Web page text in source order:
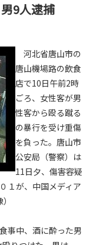
9人逮捕
河北省唐山市の
唐山機場路の飲食
店で10日午前2時
ごろ、女性客が男
性客から殴る蹴る
の暴行を受け重傷
を負った。唐山市
公安局（警察）は
11日夕、傷害容疑
１が、中国メディア
事中、酒に酔った男